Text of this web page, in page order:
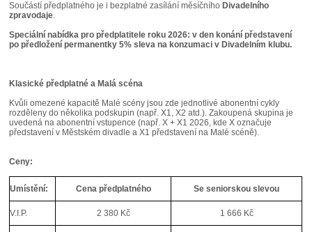
Součástí předplatného je i bezplatné zasílání měsíčního Divadelního
zpravodaje.
Speciální nabídka pro předplatitele roku 2026: v den konání představení
po předložení permanentky 5% sleva na konzumaci v Divadelním klubu.
Klasické předplatné a Malá scéna
Kvůli omezené kapacitě Malé scény jsou zde jednotlivé abonentní cykly
rozděleny do několika podskupin (např. X1, X2 atd.). Zakoupená skupina je
uvedená na abonentní vstupence (např. X + X1 2026, kde X označuje
představení v Městském divadle a X1 představení na Malé scéně).
Ceny:
Umístění: Cena předplatného Se seniorskou slevou
V.I.P. 2 380 Kč 1 666 Kč